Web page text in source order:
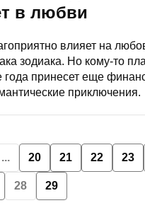
в любви
влияет на
зодиака. Но кому-то
года принесет еще
приключения.
... 20 21 22 23
28 29